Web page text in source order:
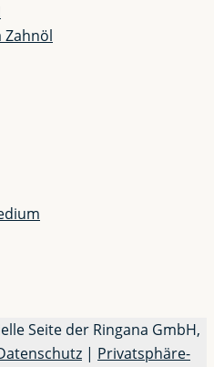
Zahnöl
Seite der Ringana GmbH,
| Privatsphäre-